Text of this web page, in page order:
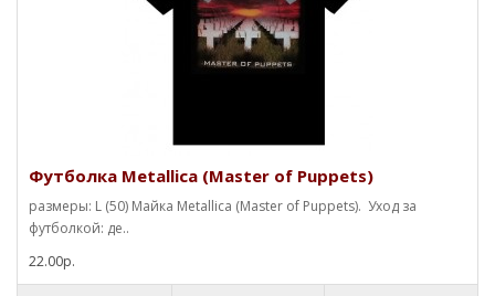
Футболка Metallica (Master of Puppets)
размеры: L (50) Майка Metallica (Master of Puppets). Уход за
футболкой: де..
22.00р.